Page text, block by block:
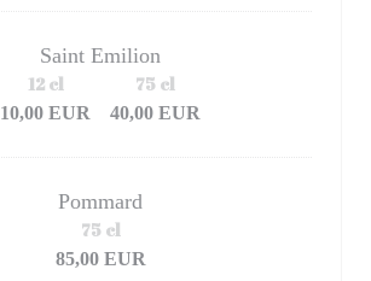
Saint Emilion
10,00 EUR
12 cl
40,00 EUR
75 cl
Pommard
85,00 EUR
75 cl